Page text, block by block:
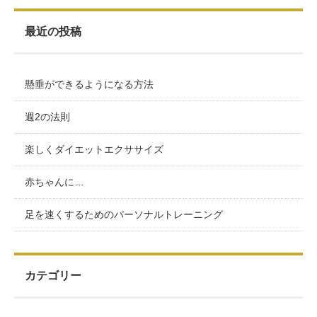
最近の投稿
懸垂ができるようになる方法
週2の法則
楽しくダイエットエクササイズ
赤ちゃんに…
足を速くするためのパーソナルトレーニング
カテゴリー